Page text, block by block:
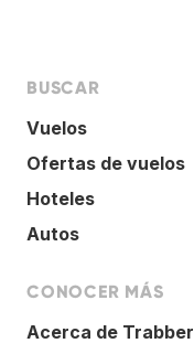
BUSCAR
Vuelos
Ofertas de vuelos
Hoteles
Autos
CONOCER MÁS
Acerca de Trabber